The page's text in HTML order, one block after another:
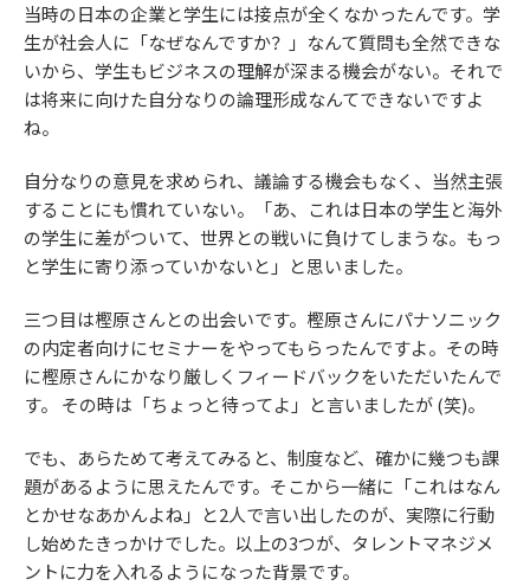
当時の日本の企業と学生には接点が全くなかったんです。学
生が社会人に「なぜなんですか？」なんて質問も全然できな
いから、学生もビジネスの理解が深まる機会がない。それで
は将来に向けた自分なりの論理形成なんてできないですよ
ね。
自分なりの意見を求められ、議論する機会もなく、当然主張
することにも慣れていない。「あ、これは日本の学生と海外
の学生に差がついて、世界との戦いに負けてしまうな。もっ
と学生に寄り添っていかないと」と思いました。
三つ目は樫原さんとの出会いです。樫原さんにパナソニック
の内定者向けにセミナーをやってもらったんですよ。その時
に樫原さんにかなり厳しくフィードバックをいただいたんで
す。 その時は「ちょっと待ってよ」と言いましたが (笑)。
でも、あらためて考えてみると、制度など、確かに幾つも課
題があるように思えたんです。そこから一緒に「これはなん
とかせなあかんよね」と2人で言い出したのが、実際に行動
し始めたきっかけでした。以上の3つが、タレントマネジメ
ントに力を入れるようになった背景です。